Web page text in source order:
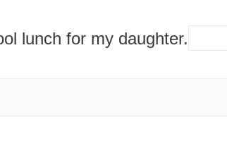
lunch for my daughter.